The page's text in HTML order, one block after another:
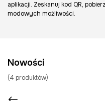
aplikacji. Zeskanuj kod QR,
modowych możliwości.
Nowości
(4 produktów)